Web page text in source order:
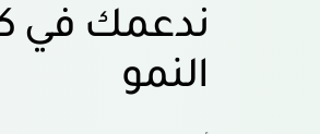
ندعمك في
النمو